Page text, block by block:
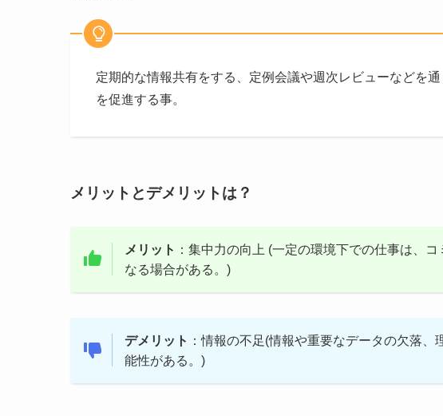
定期的な情報共有をする、定例会議や週次レビューなどを
を促進する事。
メリットとデメリットは？
メリット ：集中力の向上 (一定の環境下での仕事は、
なる場合がある。)
デメリット ：情報の不足(情報や重要なデータの欠落
能性がある。)